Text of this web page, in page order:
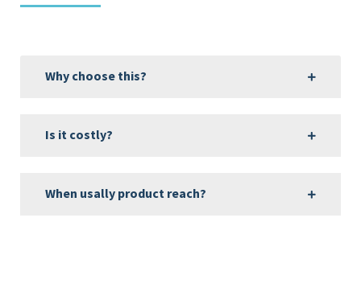
Why choose this?
Is it costly?
When usally product reach?